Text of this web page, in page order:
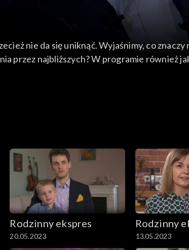
nie da się uniknąć. Wyjaśnimy, co
przez najbliższych? W programie również
Rodzinny ekspres
20.05.2023
Rodzinny
13.05.2023